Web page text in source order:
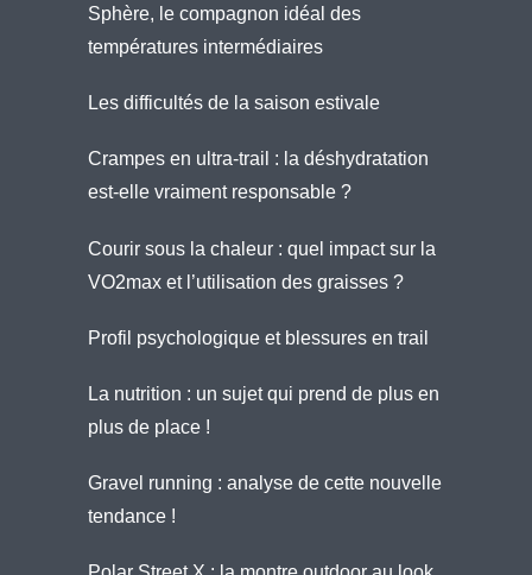
Sphère, le compagnon idéal des
températures intermédiaires
Les difficultés de la saison estivale
Crampes en ultra-trail : la déshydratation
est-elle vraiment responsable ?
Courir sous la chaleur : quel impact sur la
VO2max et l’utilisation des graisses ?
Profil psychologique et blessures en trail
La nutrition : un sujet qui prend de plus en
plus de place !
Gravel running : analyse de cette nouvelle
tendance !